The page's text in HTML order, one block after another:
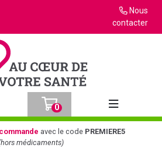
Nous
contacter
0
Afficher la
avec le code PREMIERE5
médicaments)